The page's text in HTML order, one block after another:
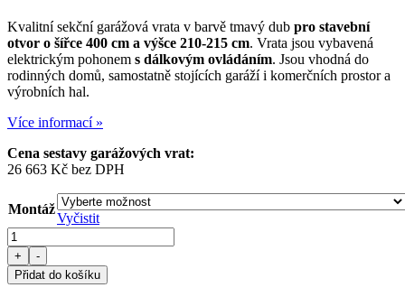
Kvalitní sekční garážová vrata v barvě tmavý dub pro stavební
otvor o šířce 400 cm a výšce 210-215 cm. Vrata jsou vybavená
elektrickým pohonem s dálkovým ovládáním. Jsou vhodná do
rodinných domů, samostatně stojících garáží i komerčních prostor a
výrobních hal.
Více informací »
Cena sestavy garážových vrat:
26 663 Kč bez DPH
Montáž
Vyčistit
Sekční
garážová
vrata
TMAVÝ
+
-
Přidat do košíku